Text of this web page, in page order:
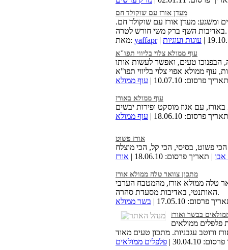
מעדן אורז עם שוקולד חם
ומשגע: מעדן אורז עם שוקולד חם.
באדיבות השף ברק משי חורש לטרה.
מאת: yaffapr עוגות ועוגיות
עוף ממולא צלוי בליווי תפו"א
הבפנוכו טעים, ואפשר לעשות אותו
פרסום: 10.07.10 | עוף ממולא
עוף ממולא באורז
פרסום: 18.06.10 | עוף ממולא
אורז פשוט
אבו | תאריך פרסום: 18.06.10 | אורז
מתכון צוואר טלה ממולא אורז
טלה ממולא אורז, מהמטבח הערבי
האותנטי, באדיבות מסעדת סהרה.
פרסום: 17.05.10 |
בשר ממולא
בבשר ואורז
פלפלים ממולאים
30.04.10 | פלפלים ממולאים